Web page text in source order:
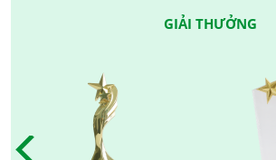
GIẢI THƯỞNG